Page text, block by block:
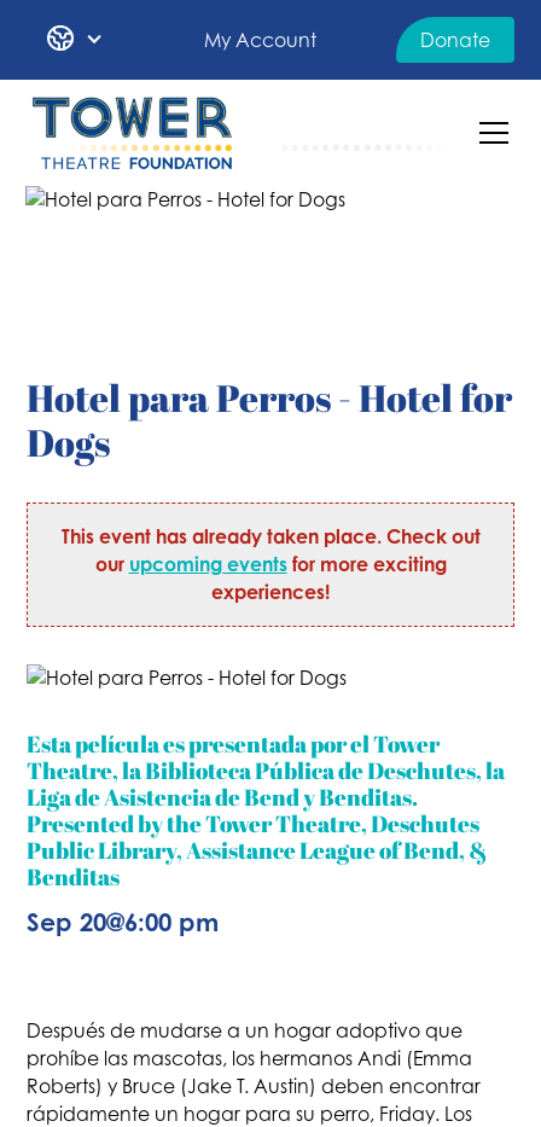
My Account Donate
Hotel para Perros - Hotel for
Dogs
This event has already taken place. Check out
our upcoming eventsfor more exciting
experiences!
Esta película es presentada por el Tower
Theatre, la Biblioteca Pública de Deschutes, la
Liga de Asistencia de Bend y Benditas.
Presented by the Tower Theatre, Deschutes
Public Library, Assistance League of Bend, &
Benditas
Sep 20@6:00 pm
Después de mudarse a un hogar adoptivo que
prohíbe las mascotas, los hermanos Andi (Emma
Roberts) y Bruce (Jake T. Austin) deben encontrar
rápidamente un hogar para su perro, Friday. Los